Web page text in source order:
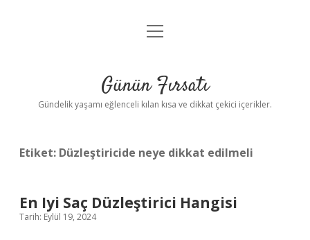
Anasayfa
Yasal Uyarı
menüyü
Günün Fırsatı
Gündelik yaşamı eğlenceli kılan kısa ve dikkat çekici içerikler.
Etiket: Düzleştiricide neye dikkat edilmeli
En Iyi Saç Düzleştirici Hangisi
Tarih: Eylül 19, 2024